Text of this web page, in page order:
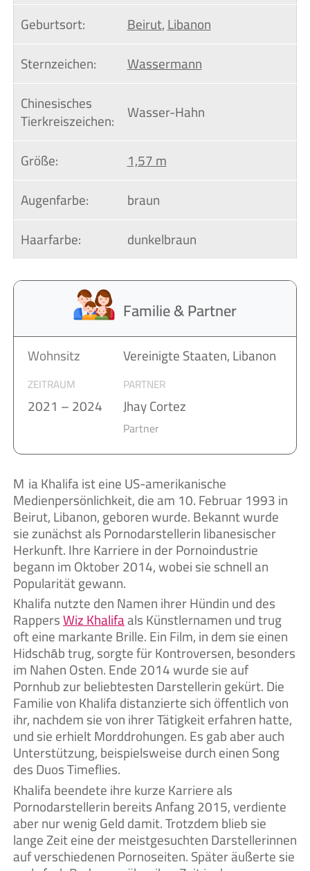
Geburtsort:
Beirut,Libanon
Sternzeichen:
Wassermann
Chinesisches
Tierkreiszeichen: Wasser-Hahn
Größe:
1,57 m
Augenfarbe:
braun
Haarfarbe:
dunkelbraun
Familie & Partner
Wohnsitz Vereinigte Staaten, Libanon
ZEITRAUM PARTNER
2021 – 2024 Jhay Cortez
Partner
Mia Khalifa ist eine US-amerikanische
Medienpersönlichkeit, die am 10. Februar 1993 in
Beirut, Libanon, geboren wurde. Bekannt wurde
sie zunächst als Pornodarstellerin libanesischer
Herkunft. Ihre Karriere in der Pornoindustrie
begann im Oktober 2014, wobei sie schnell an
Popularität gewann.
Khalifa nutzte den Namen ihrer Hündin und des
RappersWiz Khalifaals Künstlernamen und trug
oft eine markante Brille. Ein Film, in dem sie einen
Hidschāb trug, sorgte für Kontroversen, besonders
im Nahen Osten. Ende 2014 wurde sie auf
Pornhub zur beliebtesten Darstellerin gekürt. Die
Familie von Khalifa distanzierte sich öffentlich von
ihr, nachdem sie von ihrer Tätigkeit erfahren hatte,
und sie erhielt Morddrohungen. Es gab aber auch
Unterstützung, beispielsweise durch einen Song
des Duos Timeflies.
Khalifa beendete ihre kurze Karriere als
Pornodarstellerin bereits Anfang 2015, verdiente
aber nur wenig Geld damit. Trotzdem blieb sie
lange Zeit eine der meistgesuchten Darstellerinnen
auf verschiedenen Pornoseiten. Später äußerte sie